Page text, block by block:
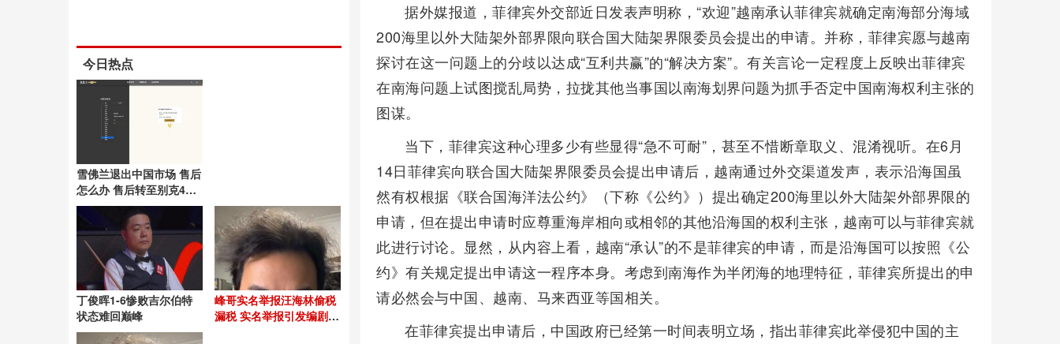
据外媒报道，菲律宾外交部近日发表声明称，“欢迎”越南承认菲律宾就确定南海部分海域
200海里以外大陆架外部界限向联合国大陆架界限委员会提出的申请。并称，菲律宾愿与越南
探讨在这一问题上的分歧以达成“互利共赢”的“解决方案”。有关言论一定程度上反映出菲律宾
在南海问题上试图搅乱局势，拉拢其他当事国以南海划界问题为抓手否定中国南海权利主张的
图谋。
当下，菲律宾这种心理多少有些显得“急不可耐”，甚至不惜断章取义、混淆视听。在6月
14日菲律宾向联合国大陆架界限委员会提出申请后，越南通过外交渠道发声，表示沿海国虽
然有权根据《联合国海洋法公约》（下称《公约》）提出确定200海里以外大陆架外部界限的
申请，但在提出申请时应尊重海岸相向或相邻的其他沿海国的权利主张，越南可以与菲律宾就
此进行讨论。显然，从内容上看，越南“承认”的不是菲律宾的申请，而是沿海国可以按照《公
约》有关规定提出申请这一程序本身。考虑到南海作为半闭海的地理特征，菲律宾所提出的申
请必然会与中国、越南、马来西亚等国相关。
在菲律宾提出申请后，中国政府已经第一时间表明立场，指出菲律宾此举侵犯中国的主
今日热点
雪佛兰退出中国市场 售后
怎么办 售后转至别克4S
店
丁俊晖1-6惨败吉尔伯特
状态难回巅峰
峰哥实名举报汪海林偷税
漏税 实名举报引发编剧圈